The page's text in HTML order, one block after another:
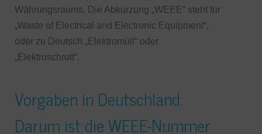
Währungsraums. Die Abkürzung „WEEE“ steht für
„Waste of Electrical and Electronic Equipment“,
oder zu Deutsch „Elektromüll“ oder
„Elektroschrott“.
Vorgaben in Deutschland:
Darum ist die WEEE-Nummer